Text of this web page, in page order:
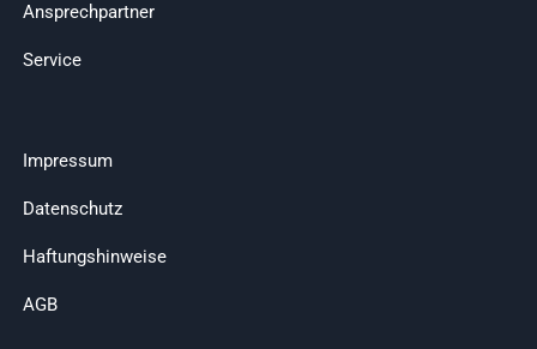
Ansprechpartner
Service
Impressum
Datenschutz
Haftungshinweise
AGB